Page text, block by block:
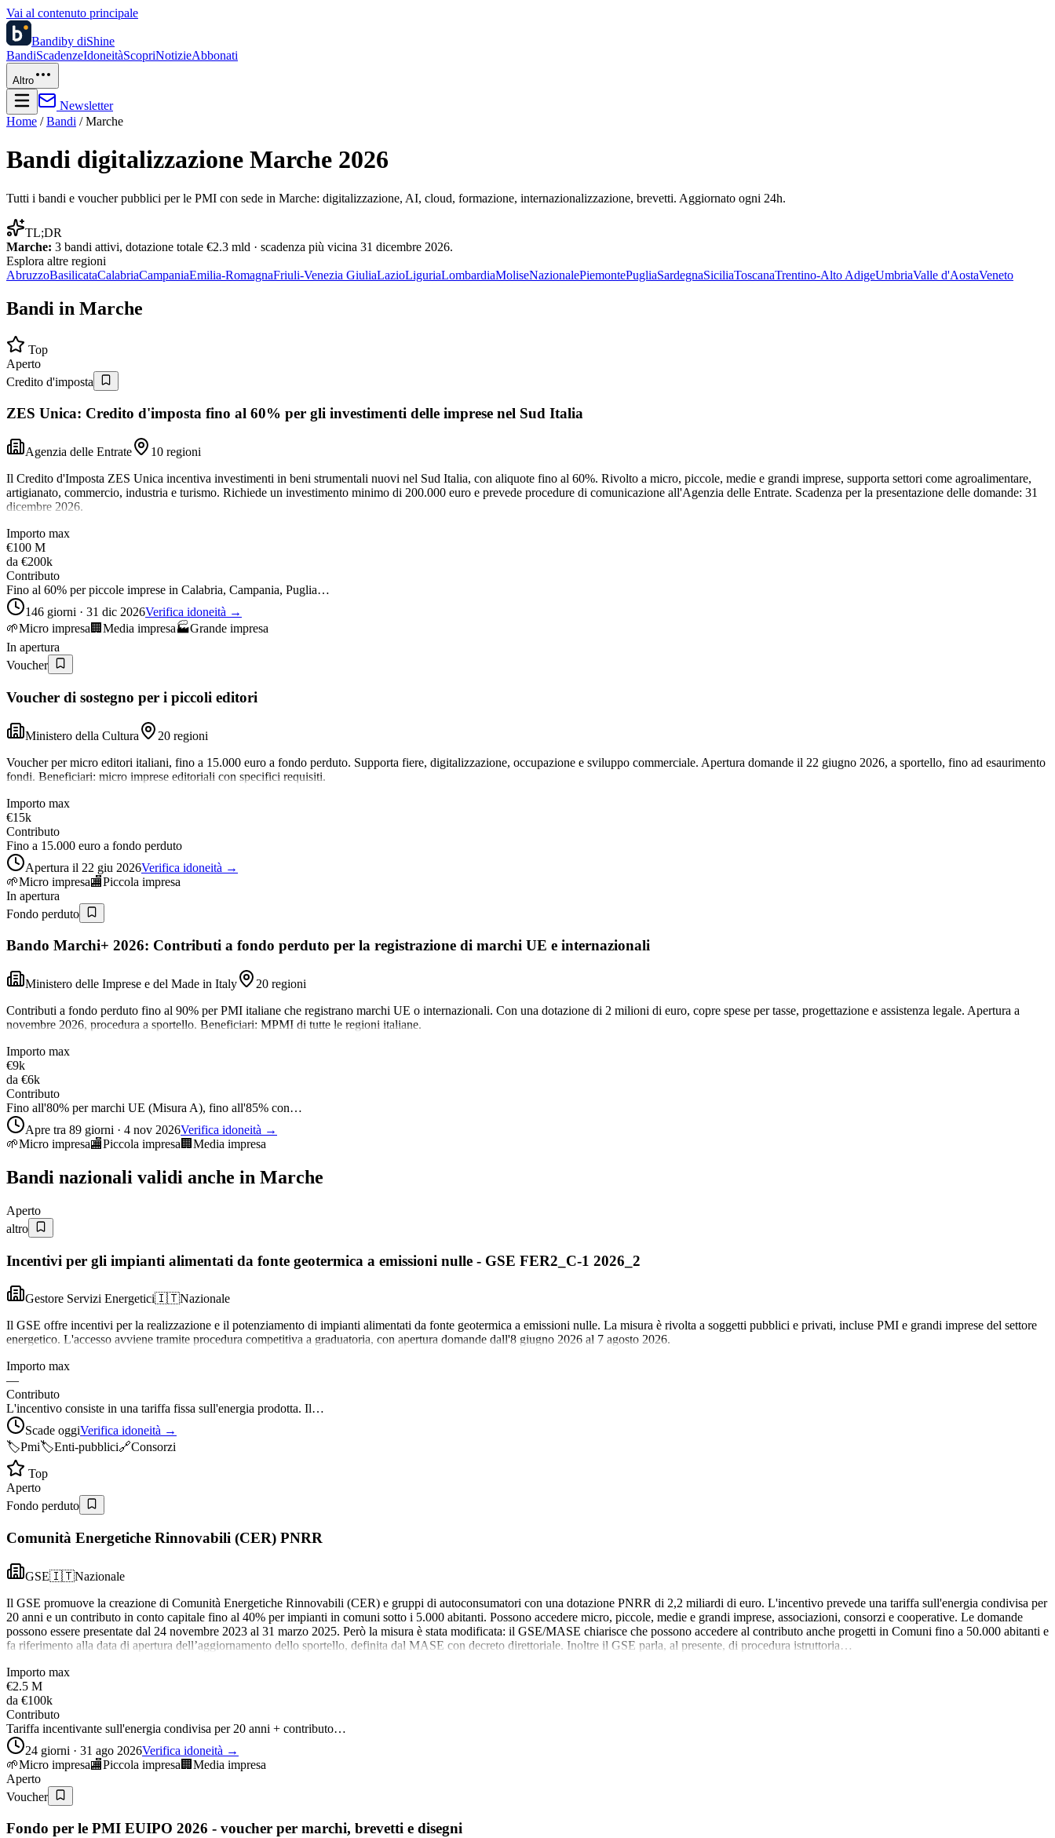
Vai al contenuto principale
Bandiby diShine
BandiScadenzeIdoneitàScopriNotizieAbbonati
Altro
Newsletter
Home /Bandi /Marche
Bandi digitalizzazione Marche 2026
Tutti i bandi e voucher pubblici per le PMI con sede in Marche: digitalizzazione, AI, cloud, formazione, internazionalizzazione, brevetti. Aggiornato ogni 24h.
TL;DR
Marche: 3 bandi attivi, dotazione totale €2.3 mld · scadenza più vicina 31 dicembre 2026.
Esplora altre regioni
AbruzzoBasilicataCalabriaCampaniaEmilia-RomagnaFriuli-Venezia GiuliaLazioLiguriaLombardiaMoliseNazionalePiemontePugliaSardegnaSiciliaToscanaTrentino-Alto AdigeUmbriaValle d'AostaVeneto
Bandi in Marche
Top
Aperto
Credito d'imposta
ZES Unica: Credito d'imposta fino al 60% per gli investimenti delle imprese nel Sud Italia
Agenzia delle Entrate
10 regioni
Il Credito d'Imposta ZES Unica incentiva investimenti in beni strumentali nuovi nel Sud Italia, con aliquote fino al 60%. Rivolto a micro, piccole, medie e grandi imprese, supporta settori come agroalimentare,
artigianato, commercio, industria e turismo. Richiede un investimento minimo di 200.000 euro e prevede procedure di comunicazione all'Agenzia delle Entrate. Scadenza per la presentazione delle domande: 31
dicembre 2026.
Importo max
€100 M
da €200k
Contributo
Fino al 60% per piccole imprese in Calabria, Campania, Puglia…
146 giorni · 31 dic 2026Verifica idoneità →
🌱Micro impresa 🏢 Media impresa🏭Grande impresa
In apertura
Voucher
Voucher di sostegno per i piccoli editori
Ministero della Cultura
20 regioni
Voucher per micro editori italiani, fino a 15.000 euro a fondo perduto. Supporta fiere, digitalizzazione, occupazione e sviluppo commerciale. Apertura domande il 22 giugno 2026, a sportello, fino ad esaurimento
fondi. Beneficiari: micro imprese editoriali con specifici requisiti.
Importo max
€15k
Contributo
Fino a 15.000 euro a fondo perduto
Apertura il 22 giu 2026Verifica idoneità →
🌱Micro impresa🏬Piccola impresa
In apertura
Fondo perduto
Bando Marchi+ 2026: Contributi a fondo perduto per la registrazione di marchi UE e internazionali
Ministero delle Imprese e del Made in Italy
20 regioni
Contributi a fondo perduto fino al 90% per PMI italiane che registrano marchi UE o internazionali. Con una dotazione di 2 milioni di euro, copre spese per tasse, progettazione e assistenza legale. Apertura a
novembre 2026, procedura a sportello. Beneficiari: MPMI di tutte le regioni italiane.
Importo max
€9k
da €6k
Contributo
Fino all'80% per marchi UE (Misura A), fino all'85% con…
Apre tra 89 giorni · 4 nov 2026Verifica idoneità →
🌱Micro impresa🏬Piccola impresa 🏢 Media impresa
Bandi nazionali validi anche in Marche
Aperto
altro
Incentivi per gli impianti alimentati da fonte geotermica a emissioni nulle - GSE FER2_C-1 2026_2
Gestore Servizi Energetici🇮🇹Nazionale
Il GSE offre incentivi per la realizzazione e il potenziamento di impianti alimentati da fonte geotermica a emissioni nulle. La misura è rivolta a soggetti pubblici e privati, incluse PMI e grandi imprese del settore
energetico. L'accesso avviene tramite procedura competitiva a graduatoria, con apertura domande dall'8 giugno 2026 al 7 agosto 2026.
Importo max
—
Contributo
L'incentivo consiste in una tariffa fissa sull'energia prodotta. Il…
Scade oggiVerifica idoneità →
🏷️Pmi🏷️Enti-pubblici🔗Consorzi
Top
Aperto
Fondo perduto
Comunità Energetiche Rinnovabili (CER) PNRR
GSE🇮🇹Nazionale
Il GSE promuove la creazione di Comunità Energetiche Rinnovabili (CER) e gruppi di autoconsumatori con una dotazione PNRR di 2,2 miliardi di euro. L'incentivo prevede una tariffa sull'energia condivisa per
20 anni e un contributo in conto capitale fino al 40% per impianti in comuni sotto i 5.000 abitanti. Possono accedere micro, piccole, medie e grandi imprese, associazioni, consorzi e cooperative. Le domande
possono essere presentate dal 24 novembre 2023 al 31 marzo 2025. Però la misura è stata modificata: il GSE/MASE chiarisce che possono accedere al contributo anche progetti in Comuni fino a 50.000 abitanti e
fa riferimento alla data di apertura dell’aggiornamento dello sportello, definita dal MASE con decreto direttoriale. Inoltre il GSE parla, al presente, di procedura istruttoria…
Importo max
€2.5 M
da €100k
Contributo
Tariffa incentivante sull'energia condivisa per 20 anni + contributo…
24 giorni · 31 ago 2026Verifica idoneità →
🌱Micro impresa🏬Piccola impresa 🏢 Media impresa
Aperto
Voucher
Fondo per le PMI EUIPO 2026 - voucher per marchi, brevetti e disegni